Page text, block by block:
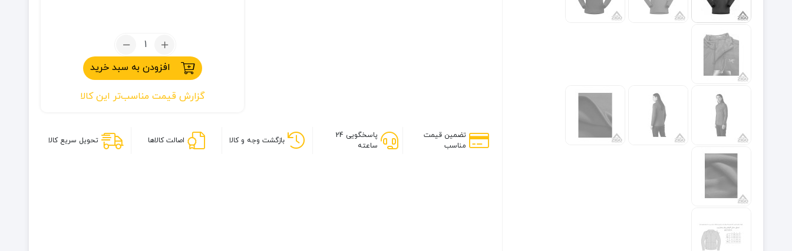
تعداد:
تیشرت
پلار
نیم
زیپ
افزودن به سبد خرید
گزارش قیمت مناسب‌تر این کالا
تضمین قیمت
مناسب
پاسخگویی 24
ساعته
بازگشت وجه و کالا اصالت کالاها تحویل سریع کالا